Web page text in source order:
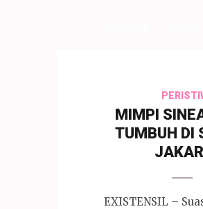
MIMPI
TUMBUH DI
EXISTENSIL –